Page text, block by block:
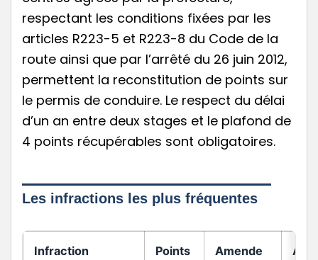
respectant les conditions fixées par les
articles R223-5 et R223-8 du Code de la
route ainsi que par l’arrêté du 26 juin 2012,
permettent la reconstitution de points sur
le permis de conduire. Le respect du délai
d’un an entre deux stages et le plafond de
4 points récupérables sont obligatoires.
Les infractions les plus fréquentes
Infraction
Points
Amende